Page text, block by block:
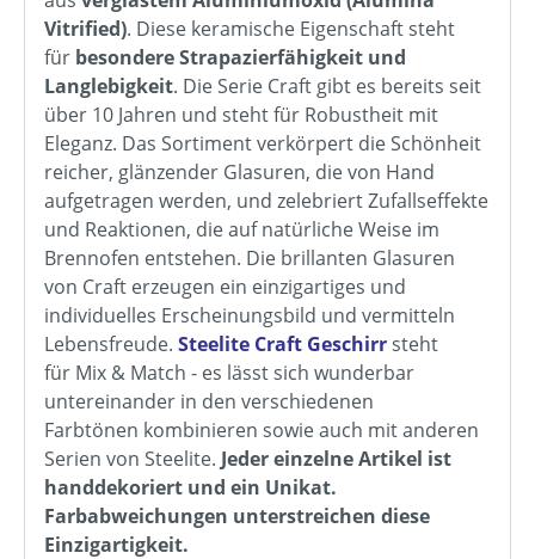
Vitrified). Diese keramische Eigenschaft steht
für besondere Strapazierfähigkeit und
Langlebigkeit. Die Serie Craft gibt es bereits seit
über 10 Jahren und steht für Robustheit mit
Eleganz. Das Sortiment verkörpert die Schönheit
reicher, glänzender Glasuren, die von Hand
aufgetragen werden, und zelebriert Zufallseffekte
und Reaktionen, die auf natürliche Weise im
Brennofen entstehen. Die brillanten Glasuren
von Craft erzeugen ein einzigartiges und
individuelles Erscheinungsbild und vermitteln
Lebensfreude. Steelite Craft Geschirrsteht
für Mix & Match - es lässt sich wunderbar
untereinander in den verschiedenen
Farbtönen kombinieren sowie auch mit anderen
Serien von Steelite. Jeder einzelne Artikel ist
handdekoriert und ein Unikat.
Farbabweichungen unterstreichen diese
Einzigartigkeit.